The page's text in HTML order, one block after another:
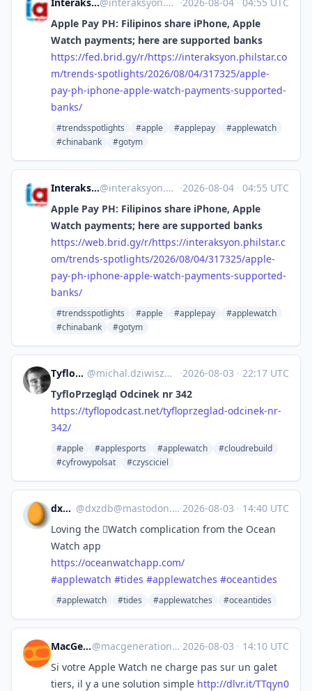
Apple Pay PH: Filipinos share iPhone, Apple
Watch payments; here are supported banks
https://fed.brid.gy/r/https://interaksyon.philstar.co
m/trends-spotlights/2026/08/04/317325/apple-
pay-ph-iphone-apple-watch-payments-supported-
banks/
#trendsspotlights #apple #applepay
#applewatch
#chinabank
#gotym
Interaksyon [Unofficial]@interaksyon.philstar.com@web.brid.gy ·2026-08-04 · 04:55 UTC
Apple Pay PH: Filipinos share iPhone, Apple
Watch payments; here are supported banks
https://web.brid.gy/r/https://interaksyon.philstar.c
om/trends-spotlights/2026/08/04/317325/apple-
pay-ph-iphone-apple-watch-payments-supported-
banks/
#trendsspotlights #apple #applepay
#applewatch
#chinabank
#gotym
TyfloPodcast @michal.dziwisz@tyflopodcast.net ·2026-08-03 · 22:17 UTC
TyfloPrzegląd Odcinek nr 342
https://tyflopodcast.net/tyfloprzeglad-odcinek-nr-
342/
#apple #applesports #applewatch
#cloudrebuild
#cyfrowypolsat
#czysciciel
dxzdb @dxzdb@mastodon.social ·2026-08-03 · 14:40 UTC
Loving the Watch complication from the Ocean
Watch app
https://oceanwatchapp.com/
#applewatch #tides #applewatches #oceantides
#applewatch #tides #applewatches #oceantides
MacGeneration@macgeneration@social.macg.co ·2026-08-03 · 14:10 UTC
Si votre Apple Watch ne charge pas sur un galet
tiers, il y a une solution simple http://dlvr.it/TTqyn0